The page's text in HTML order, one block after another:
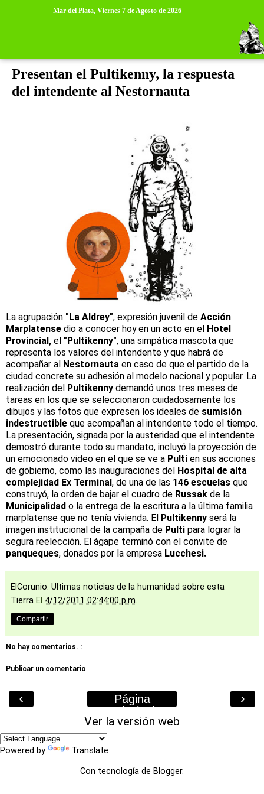
Mar del Plata, Viernes 7 de Agosto de 2026
Presentan el Pultikenny, la respuesta
del intendente al Nestornauta
La agrupación "La Aldrey", expresión juvenil de Acción
Marplatense dio a conocer hoy en un acto en el Hotel
Provincial, el "Pultikenny", una simpática mascota que
representa los valores del intendente y que habrá de
acompañar al Nestornauta en caso de que el partido de la
ciudad concrete su adhesión al modelo nacional y popular. La
realización del Pultikenny demandó unos tres meses de
tareas en los que se seleccionaron cuidadosamente los
dibujos y las fotos que expresen los ideales de sumisión
indestructible que acompañan al intendente todo el tiempo.
La presentación, signada por la austeridad que el intendente
demostró durante todo su mandato, incluyó la proyección de
un emocionado video en el que se ve a Pulti en sus acciones
de gobierno, como las inauguraciones del Hospital de alta
complejidad Ex Terminal, de una de las 146 escuelas que
construyó, la orden de bajar el cuadro de Russak de la
Municipalidad o la entrega de la escritura a la última familia
marplatense que no tenía vivienda. El Pultikenny será la
imagen institucional de la campaña de Pulti para lograr la
segura reelección. El ágape terminó con el convite de
panqueques, donados por la empresa Lucchesi.
ElCorunio: Ultimas noticias de la humanidad sobre esta
Tierra El 4/12/2011 02:44:00 p.m.
Compartir
No hay comentarios. :
Publicar un comentario
‹ ›
Página
Principal
Ver la versión web
Powered by Translate
Con tecnología de Blogger.